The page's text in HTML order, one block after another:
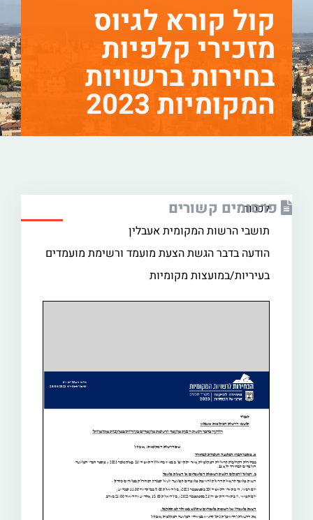
קול קורא לגיוס
מזכירי קלפיות
בחירות ברשויות
המקומיות 2023
פרסומים קשורים
לכבוד
תושבי הרשות המקומית אעבלין
הודעה בדבר הגשת הצעת מועמד ורשימת מועמדים
בעיריות/במועצות מקומיות